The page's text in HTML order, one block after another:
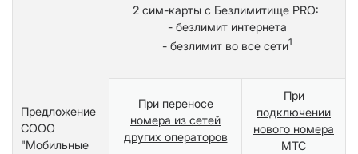
Предложение
СООО
"Мобильные
2 сим-карты с Безлимитище PRO:
- безлимит интернета
- безлимит во все сети1
При переносе
номера из сетей
других операторов
При
подключении
нового номера
МТС